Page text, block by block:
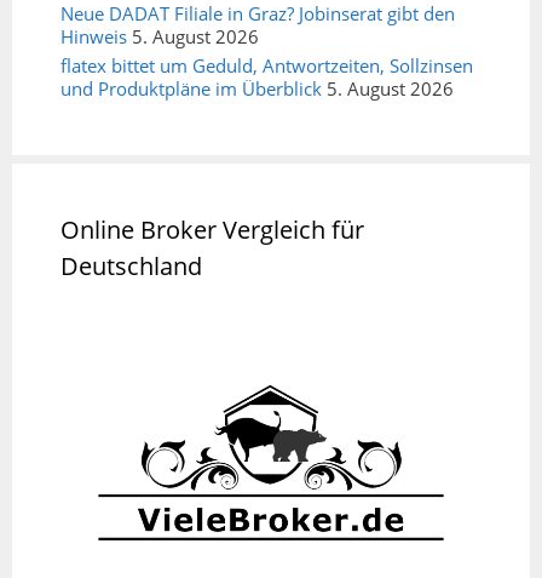
Neue DADAT Filiale in Graz? Jobinserat gibt den
Hinweis 5. August 2026
flatex bittet um Geduld, Antwortzeiten, Sollzinsen
und Produktpläne im Überblick 5. August 2026
Online Broker Vergleich für
Deutschland